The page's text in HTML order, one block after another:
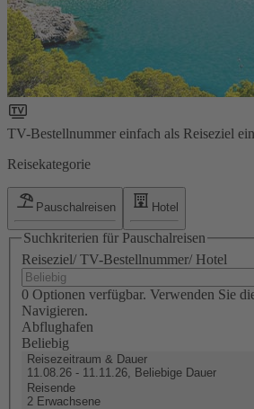
TV-Bestellnummer einfach als Reiseziel
Reisekategorie
Pauschalreisen Hotel
Suchkriterien für Pauschalreisen
Reiseziel/ TV-Bestellnummer/ Hotel
0 Optionen verfügbar. Verwenden Sie
Navigieren.
Abflughafen
Beliebig
Reisezeitraum & Dauer
11.08.26 - 11.11.26, Beliebige Dauer
Reisende
2 Erwachsene